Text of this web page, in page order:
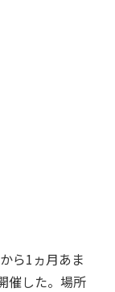
ら1ヵ月あま
催した。場所